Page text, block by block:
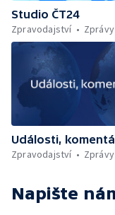
Studio ČT24
Zpravodajství
Zprávy
Události,
Zpravodajství
Zprávy
Napište